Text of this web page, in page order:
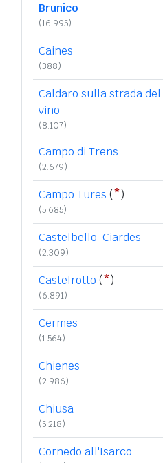
Brunico
(16.995)
Caines
(388)
Caldaro sulla strada del
vino
(8.107)
Campo di Trens
(2.679)
Campo Tures (*)
(5.685)
Castelbello-Ciardes
(2.309)
Castelrotto (*)
(6.891)
Cermes
(1.564)
Chienes
(2.986)
Chiusa
(5.218)
Cornedo all'Isarco